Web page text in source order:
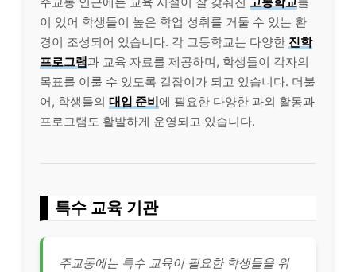
이 있어 학생들이 높은 학업 성취를 거둘 수 있는 환
경이 조성되어 있습니다. 각 고등학교는 다양한 진학
프로그램과 교육 자료를 제공하며, 학생들이 각자의
목표를 이룰 수 있도록 길잡이가 되고 있습니다. 더불
어, 학생들의 대입 준비에 필요한 다양한 과외 활동과
프로그램도 활발하게 운영되고 있습니다.
특수 교육 기관
주교동에는 특수 교육이 필요한 학생들을 위